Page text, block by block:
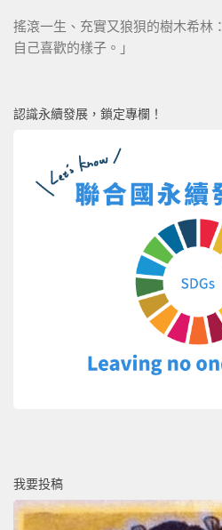
搖滾一生、充實又狼狽的樹木希林
自己喜歡的樣子。」
認識永續發展，鎖定專欄！
我要投稿